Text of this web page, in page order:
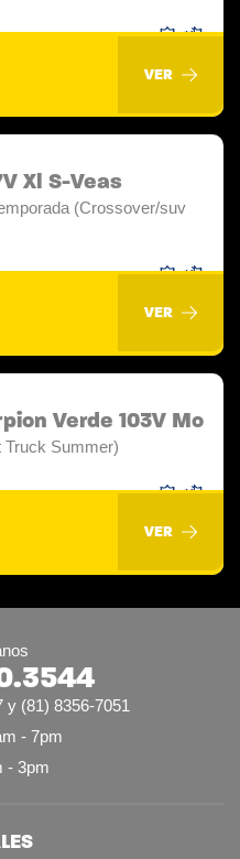
VER
Xl S-Veas
(Crossover/suv
VER
Verde 103V Mo
Truck Summer)
VER
y (81) 8356-7051
- 7pm
- 3pm